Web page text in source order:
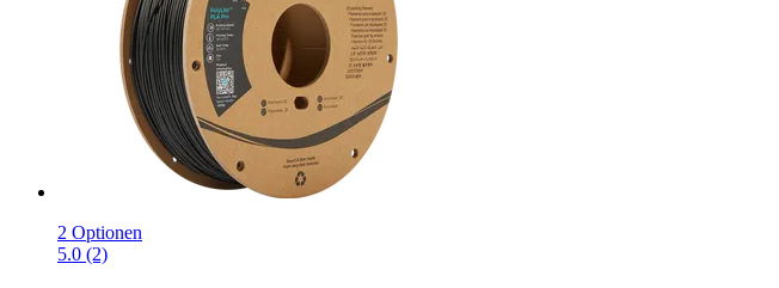
2 Optionen
5.0 (2)